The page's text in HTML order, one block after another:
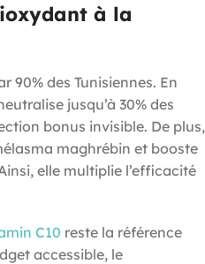
à la
90% des Tunisiennes. En
jusqu’à 30% des
bonus invisible. De plus,
maghrébin et booste
elle multiplie l’efficacité
C10 reste la référence
accessible, le